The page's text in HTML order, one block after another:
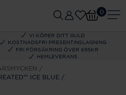
VI KÖPER DITT GULD
KOSTNADSFRI PRESENTINSLAGNING
FRI FÖRSÄKRING ÖVER 695KR
HEMLEVERANS
0
ICE BLUE